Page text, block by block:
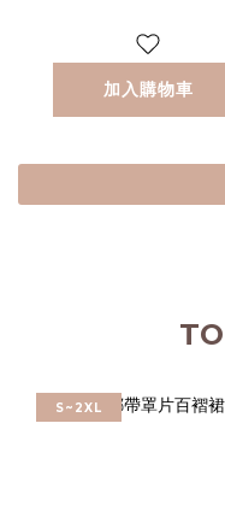
加入購物車
S~2XL